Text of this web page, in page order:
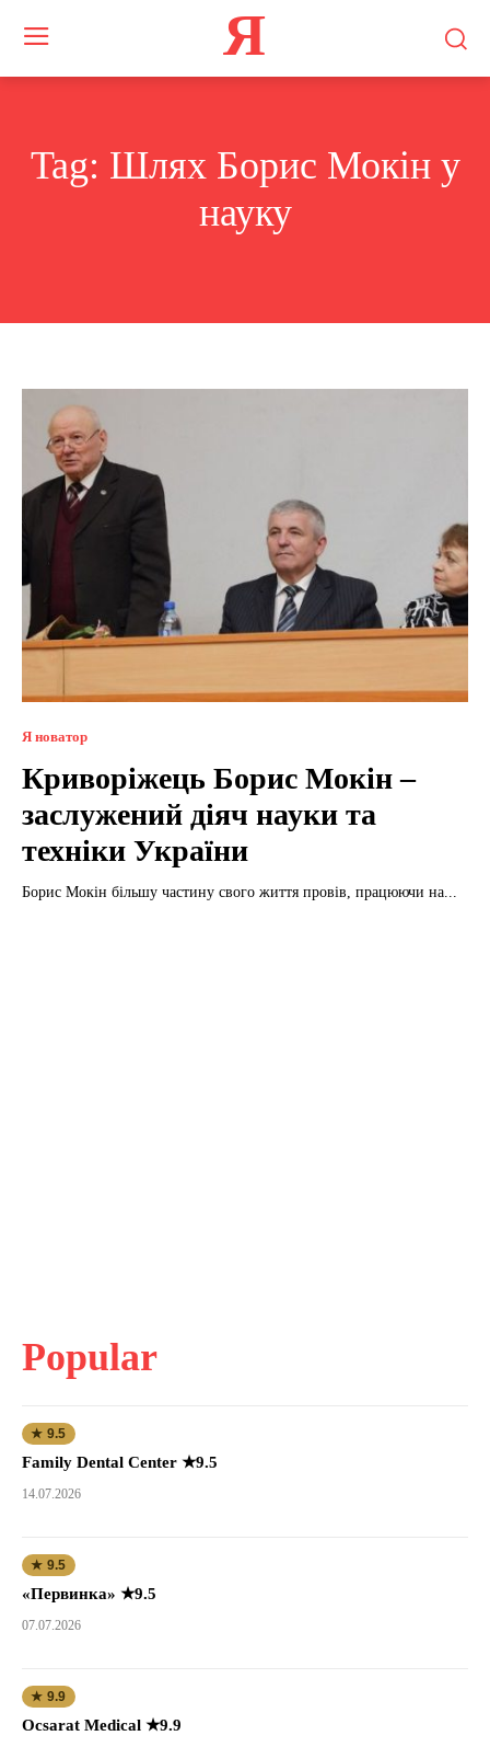
Я
Tag: Шлях Борис Мокін у
науку
Я новатор
Криворіжець Борис Мокін –
заслужений діяч науки та
техніки України
Борис Мокін більшу частину свого життя провів, працюючи на...
Popular
★ 9.5
Family Dental Center ★9.5
14.07.2026
★ 9.5
«Первинка» ★9.5
07.07.2026
★ 9.9
Ocsarat Medical ★9.9